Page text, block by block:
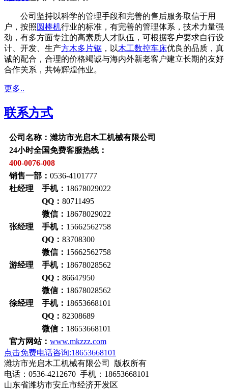
公司坚持以科学的管理手段和完善的售后服务取信于用
户，按照圆棒机行业的标准，有完善的管理体系，技术力量强
劲，有多方面专注的高素质人才队伍，可根据客户要求自行设
计、开发、生产方木多片锯 ，以木工数控车床优良的品质，真
诚的配合，合理的价格竭诚与海内外新老客户建立长期的友好
合作关系，共铸辉煌伟业。
更多..
联系方式
公司名称：潍坊市光启木工机械有限公司
24小时全国免费客服热线：
400-0076-008
销售一部： 0536-4101777
杜经理 手机： 18678029022
QQ： 80711495
微信： 18678029022
张经理 手机： 15662562758
QQ： 83708300
微信： 15662562758
游经理 手机： 18678028562
QQ： 86647950
微信： 18678028562
徐经理 手机： 18653668101
QQ： 82308689
微信： 18653668101
官方网站： www.mkzzz.com
点击免费电话咨询:18653668101
潍坊市光启木工机械有限公司 版权所有
电话：0536-4212670 手机：18653668101
山东省潍坊市安丘市经济开发区